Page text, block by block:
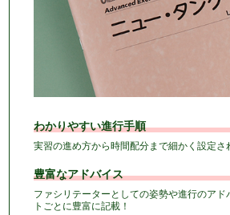
わかりやすい進行手順
実習の進め方から時間配分まで細かく設定さ
豊富なアドバイス
ファシリテーターとしての姿勢や進行のアド
トごとに豊富に記載！